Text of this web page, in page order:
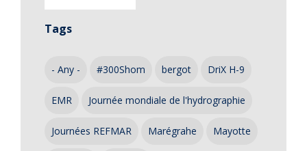
Tags
- Any - #300Shom bergot DriX H-9
EMR Journée mondiale de l'hydrographie
Journées REFMAR Marégrahe Mayotte